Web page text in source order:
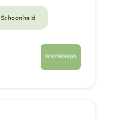
Schoonheid
In winkelwagen